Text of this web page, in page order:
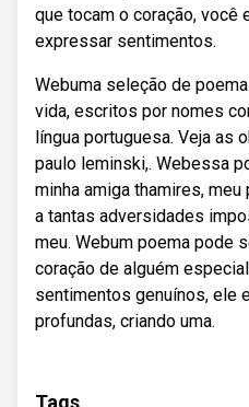
que tocam o coração, você
expressar sentimentos.
Webuma seleção de
vida, escritos por nomes
língua portuguesa. Veja as
paulo leminski,. Webessa
minha amiga thamires,
a tantas adversidades
meu. Webum poema pode
coração de alguém
sentimentos genuínos, ele
profundas, criando uma.
Tags